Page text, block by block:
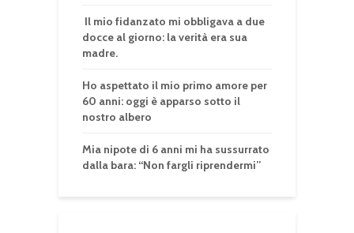
Il mio fidanzato mi obbligava a due
docce al giorno: la verità era sua
madre.
Ho aspettato il mio primo amore per
60 anni: oggi è apparso sotto il
nostro albero
Mia nipote di 6 anni mi ha sussurrato
dalla bara: “Non fargli riprendermi”